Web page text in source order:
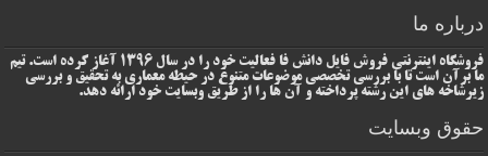
درباره ما
فروشگاه اینترنتی فروش فایل دانش فا فعالیت خود را در سال 1396 آغاز کرده است. تیم
ما برآن است تا با بررسی تخصصی موضوعات متنوع در حیطه معماری به تحقیق و بررسی
زیرشاخه های این رشته پرداخته و آن ها را از طریق وبسایت خود ارائه دهد.
حقوق وبسایت